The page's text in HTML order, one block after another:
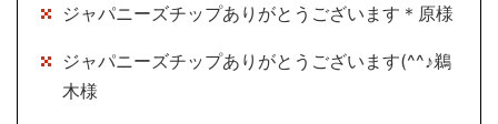
ジャパニーズチップありがとうございます＊原様
ジャパニーズチップありがとうございます(^^♪鵜
木様